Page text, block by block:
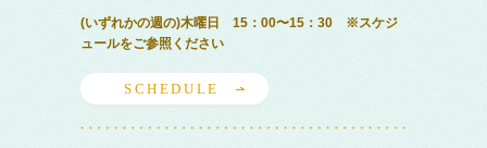
(いずれかの週の)木曜日 15：00〜15：30 ※スケジ
ュールをご参照ください
SCHEDULE